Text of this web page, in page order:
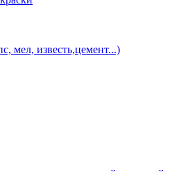
мел, известь,цемент...)